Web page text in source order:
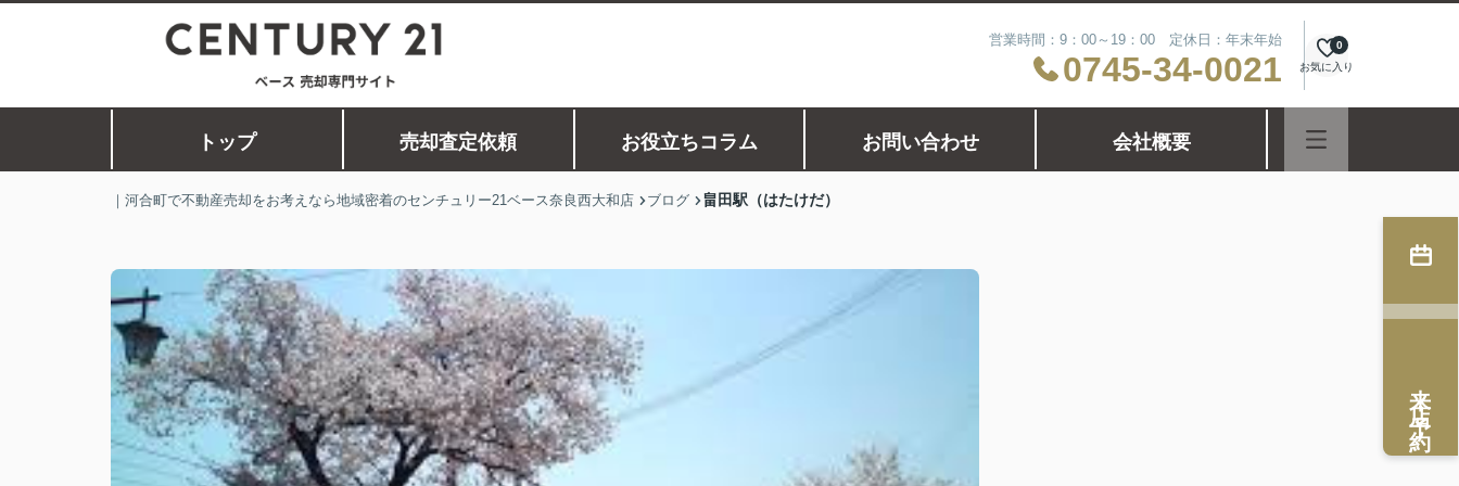
営業時間：9：00～19：00 定休日：年末年始
0745-34-0021 お気に入り
0
トップ 売却査定依頼 お役立ちコラム お問い合わせ 会社概要
｜河合町で不動産売却をお考えなら地域密着のセンチュリー21ベース奈良西大和店 ブログ 畠田駅（はたけだ）
来店予約